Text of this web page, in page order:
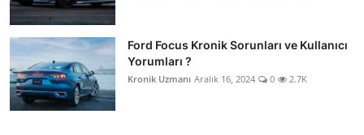
Ford Focus Kronik Sorunları ve Kullanıcı
Yorumları ?
Kronik Uzmanı Aralık 16, 2024 0 2.7K